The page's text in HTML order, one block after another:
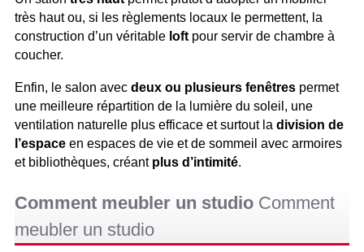
très haut ou, si les règlements locaux le permettent, la
construction d’un véritable loft pour servir de chambre à
coucher.
Enfin, le salon avec deux ou plusieurs fenêtres permet
une meilleure répartition de la lumière du soleil, une
ventilation naturelle plus efficace et surtout la division de
l’espace en espaces de vie et de sommeil avec armoires
et bibliothèques, créantplus d’intimité.
Comment meubler un studio Comment
meubler un studio